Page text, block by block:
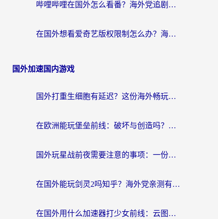
哔哩哔哩在国外怎么看番？海外党追剧看片的终极解决方案
在国外想看爱奇艺版权限制怎么办？海外华人必看的追剧自由指南
国外加速国内游戏
国外打重生细胞有延迟？这份海外畅玩国服游戏加速器终极指南请收好
在欧洲能玩堡垒前线：破坏与创造吗？海外党国服游戏不卡顿的秘密
国外玩星战前夜需要注意的事项：一份来自老玩家的网络生存指南
在国外能玩剑灵2吗知乎？海外党亲测有效的国服游戏加速指南
在国外用什么加速器打少女前线：云图计划不卡？一个老玩家的掏心分享